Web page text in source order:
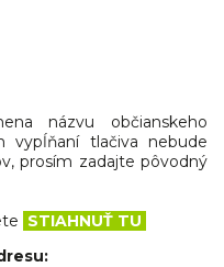
názvu občianskeho
vypĺňaní tlačiva nebude
prosím zadajte pôvodný
STIAHNUŤ TU